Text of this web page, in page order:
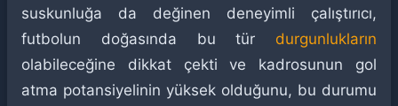
suskunluğa da değinen deneyimli çalıştırıcı,
futbolun doğasında bu tür durgunlukların
olabileceğine dikkat çekti ve kadrosunun gol
atma potansiyelinin yüksek olduğunu, bu durumu